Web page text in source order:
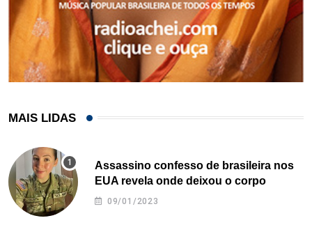
MAIS LIDAS
Assassino confesso de brasileira nos
EUA revela onde deixou o corpo
09/01/2023